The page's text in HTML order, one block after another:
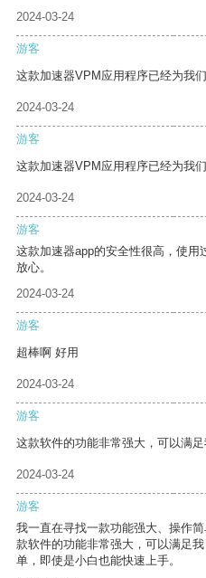
2024-03-24
游客
这款加速器VPM应用程序已经为我
2024-03-24
游客
这款加速器VPM应用程序已经为我
2024-03-24
游客
这款加速器app的安全性很高，使用
放心。
2024-03-24
游客
超棒啊 好用
2024-03-24
游客
这款软件的功能非常强大，可以满足
2024-03-24
游客
我一直在寻找一款功能强大、操作
款软件的功能非常强大，可以满足
单，即使是小白也能快速上手。